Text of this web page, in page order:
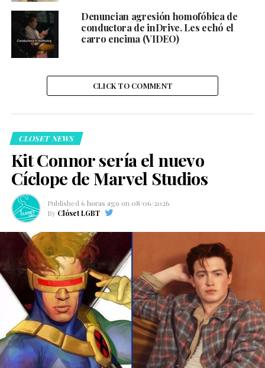
Denuncian agresión homofóbica de
conductora de inDrive. Les echó el
carro encima (VIDEO)
CLICK TO COMMENT
CLOSET NEWS
Kit Connor sería el nuevo
Cíclope de Marvel Studios
Published 6 horas ago on 08/06/2026
By Clóset LGBT